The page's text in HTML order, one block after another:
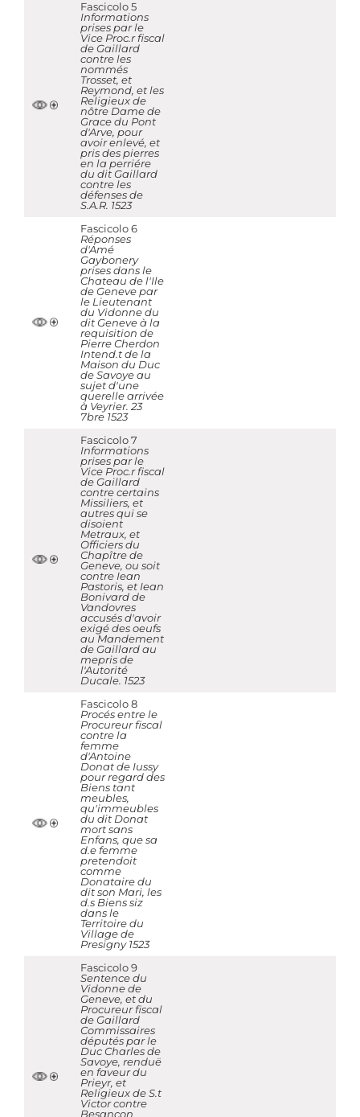
Fascicolo 5
Informations
prises par le
Vice Proc.r fiscal
de Gaillard
contre les
nommés
Trosset, et
Reymond, et les
Religieux de
nôtre Dame de
Grace du Pont
d'Arve, pour
avoir enlevé, et
pris des pierres
en la perriére
du dit Gaillard
contre les
défenses de
S.A.R. 1523
Fascicolo 6
Réponses
d'Amé
Gaybonery
prises dans le
Chateau de l'Ile
de Geneve par
le Lieutenant
du Vidonne du
dit Geneve à la
requisition de
Pierre Cherdon
Intend.t de la
Maison du Duc
de Savoye au
sujet d'une
querelle arrivée
à Veyrier. 23
7bre 1523
Fascicolo 7
Informations
prises par le
Vice Proc.r fiscal
de Gaillard
contre certains
Missiliers, et
autres qui se
disoient
Metraux, et
Officiers du
Chapître de
Geneve, ou soit
contre Iean
Pastoris, et Iean
Bonivard de
Vandovres
accusés d'avoir
exigé des oeufs
au Mandement
de Gaillard au
mepris de
l'Autorité
Ducale. 1523
Fascicolo 8
Procés entre le
Procureur fiscal
contre la
femme
d'Antoine
Donat de Iussy
pour regard des
Biens tant
meubles,
qu'immeubles
du dit Donat
mort sans
Enfans, que sa
d.e femme
pretendoit
comme
Donataire du
dit son Mari, les
d.s Biens siz
dans le
Territoire du
Village de
Presigny 1523
Fascicolo 9
Sentence du
Vidonne de
Geneve, et du
Procureur fiscal
de Gaillard
Commissaires
députés par le
Duc Charles de
Savoye, renduë
en faveur du
Prieyr, et
Religieux de S.t
Victor contre
Besançon